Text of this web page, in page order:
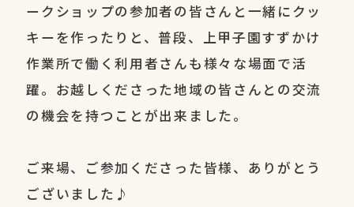
ークショップの参加者の皆さんと一緒にクッ
キーを作ったりと、普段、上甲子園すずかけ
作業所で働く利用者さんも様々な場面で活
躍。お越しくださった地域の皆さんとの交流
の機会を持つことが出来ました。
ご来場、ご参加くださった皆様、ありがとう
ございました♪